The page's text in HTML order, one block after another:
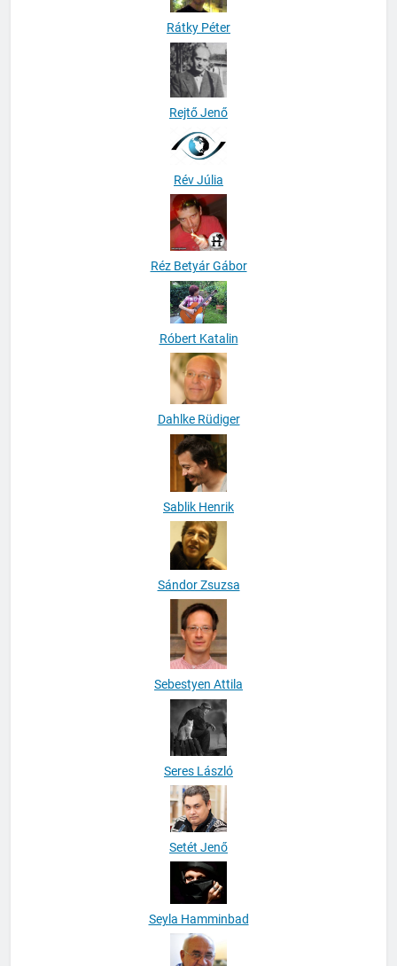
Rátky Péter
Rév Júlia
Réz Betyár Gábor
Róbert Katalin
Dahlke Rüdiger
Sablik Henrik
Sándor Zsuzsa
Sebestyen Attila
Seres László
Setét Jenő
Seyla Hamminbad